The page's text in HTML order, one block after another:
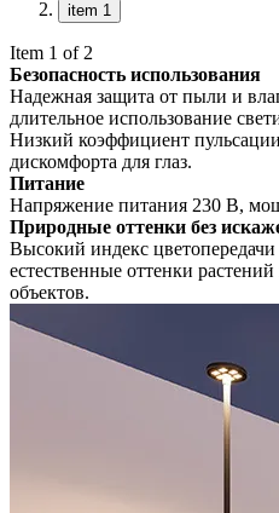
item 1
Item 1 of 2
Безопасность использования
Надежная защита от пыли и
длительное использование
Низкий коэффициент пульсации
дискомфорта для глаз.
Питание
Напряжение питания 230 В,
Природные оттенки без
Высокий индекс
естественные оттенки
объектов.